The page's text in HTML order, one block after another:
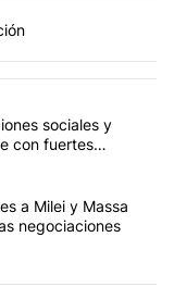
en los
2026:
sociales y
con fuertes
a Milei y Massa
negociaciones